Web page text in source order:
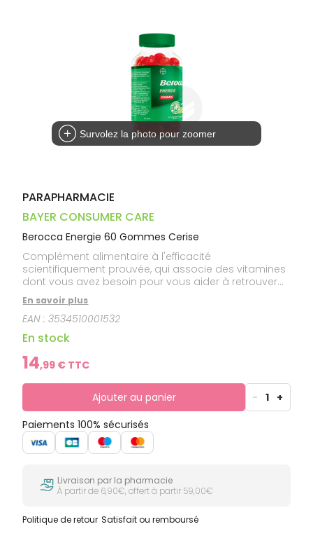
Survolez la photo pour zoomer
PARAPHARMACIE
BAYER CONSUMER CARE
Berocca Energie 60 Gommes Cerise
Complément alimentaire à l'efficacité
scientifiquement prouvée, qui associe des vitamines
dont vous avez besoin pour vous aider à retrouver
votre énergie physique et mentale !
En savoir plus
EAN :3534510001532
En stock
14,99 € TTC
Ajouter au panier - 1 +
Paiements 100% sécurisés
Livraison par la pharmacie
À partir de 6,90€, offert à partir 59,00€
Politique de retour Satisfait ou remboursé